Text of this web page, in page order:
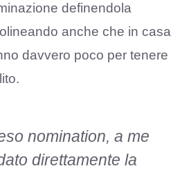
definendola
anche che in casa
davvero poco per tenere
nomination, a me
direttamente la